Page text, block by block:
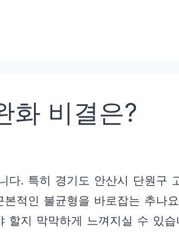
화 비결은?
. 특히 경기도 안산시 단원구
적인 불균형을 바로잡는 추나
할지 막막하게 느껴지실 수 있습